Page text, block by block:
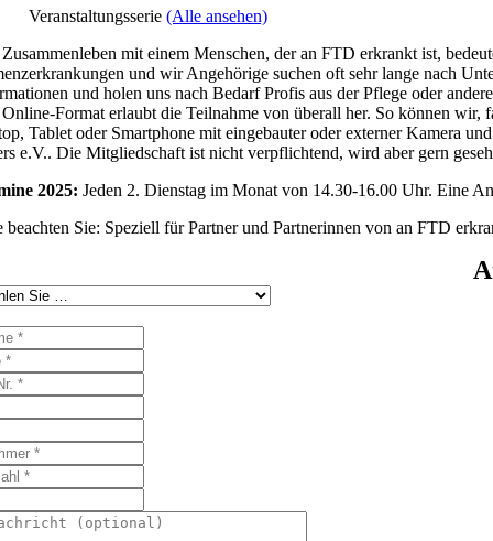
Veranstaltungsserie (Alle ansehen)
mit einem Menschen, der an FTD erkrankt ist,
und wir Angehörige suchen oft sehr lange nach
und holen uns nach Bedarf Profis aus der Pflege oder
Format erlaubt die Teilnahme von überall her. So können
Tablet oder Smartphone mit eingebauter oder externer Kamera
e.V.. Die Mitgliedschaft ist nicht verpflichtend, wird aber gern
2025: Jeden 2. Dienstag im Monat von 14.30-16.00 Uhr. Eine
beachten Sie: Speziell für Partner und Partnerinnen von an FTD